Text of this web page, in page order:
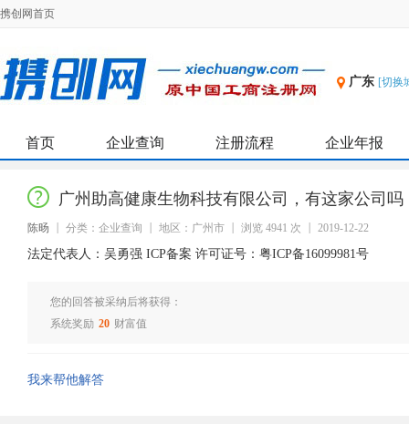
携创网首页
广东 [切换
首页 企业查询 注册流程 企业年报
广州助高健康生物科技有限公司，有这家公司吗
陈旸 分类：企业查询 地区：广州市 浏览 4941 次 2019-12-22
法定代表人：吴勇强 ICP备案 许可证号：粤ICP备16099981号
您的回答被采纳后将获得：
系统奖励 20 财富值
我来帮他解答